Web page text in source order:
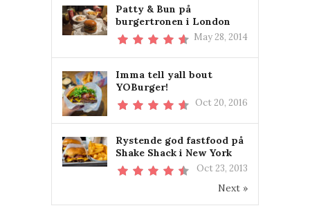
Patty & Bun på
burgertronen i London
May 28, 2014
Imma tell yall bout
YOBurger!
Oct 20, 2016
Rystende god fastfood på
Shake Shack i New York
Oct 23, 2013
Next »